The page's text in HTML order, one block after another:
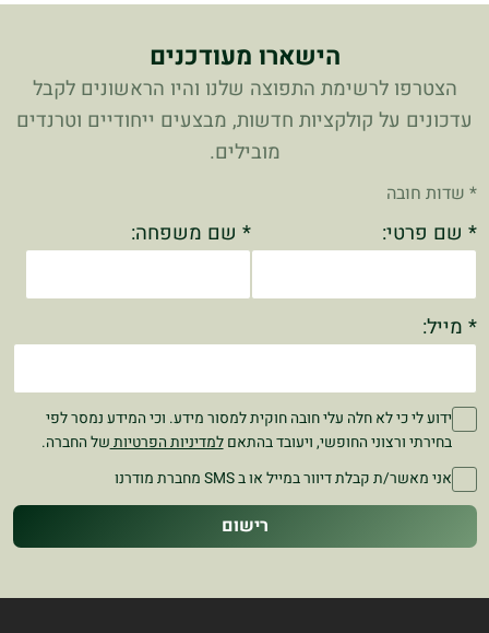
הישארו מעודכנים
הצטרפו לרשימת התפוצה שלנו והיו הראשונים לקבל
עדכונים על קולקציות חדשות, מבצעים ייחודיים וטרנדים
מובילים.
* שדות חובה
* שם פרטי: * שם משפחה:
* מייל:
ידוע לי כי לא חלה עלי חובה חוקית למסור מידע. וכי המידע נמסר לפי
בחירתי ורצוני החופשי, ויעובד בהתאםלמדיניות הפרטיות של החברה.
אני מאשר/ת קבלת דיוור במייל או ב SMS מחברת מודרנו
רישום